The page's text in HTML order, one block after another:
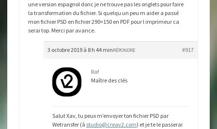
une version espagnol donc je ne trouve pas les onglets pour faire
la transformation du fichier. Si quelqu un peu m aider a passé
mon fichier PSD en fichier 290×150 en PDF pour l imprimeur ca
serai top. Merci par avance.
3 octobre 2019 à 8 h 44 min #917
RÉPONDRE
Raf
Maître des clés
Salut Xav, tu peux m’envoyer ton fichier PSD par
Wetransfer (à studio@creav2.com) et je te le passerai